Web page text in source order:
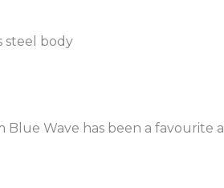
steel body
Wave has been a favourite